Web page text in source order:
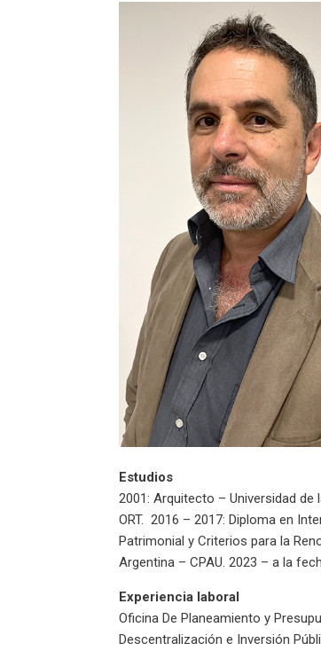
Estudios
2001: Arquitecto – Universidad de
ORT. 2016 – 2017: Diploma en
Patrimonial y Criterios para la
Argentina – CPAU. 2023 – a la
Experiencia laboral
Oficina De Planeamiento y
Descentralización e Inversión